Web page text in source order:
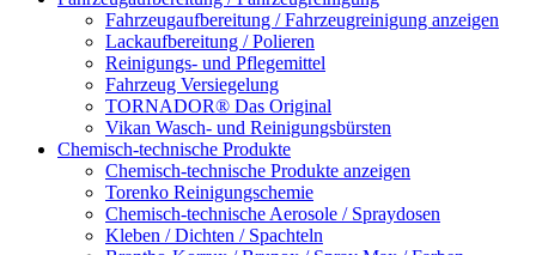
Fahrzeugaufbereitung / Fahrzeugreinigung anzeigen
Lackaufbereitung / Polieren
Reinigungs- und Pflegemittel
Fahrzeug Versiegelung
TORNADOR® Das Original
Vikan Wasch- und Reinigungsbürsten
Chemisch-technische Produkte
Chemisch-technische Produkte anzeigen
Torenko Reinigungschemie
Chemisch-technische Aerosole / Spraydosen
Kleben / Dichten / Spachteln